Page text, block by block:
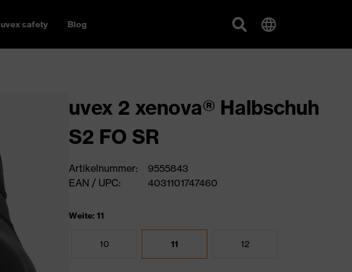
uvex safety Blog
uvex 2 xenova® Halbschuh
S2 FO SR
Artikelnummer:
9555843
EAN / UPC:
4031101747460
Weite: 11
10 11 12